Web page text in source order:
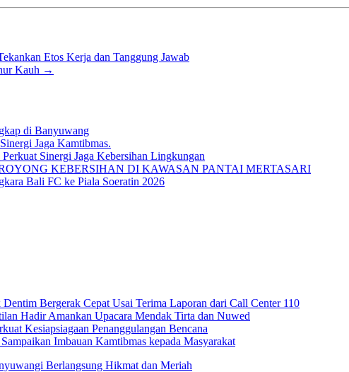
Etos Kerja dan Tanggung Jawab
Kauh →
di Banyuwang
Jaga Kamtibmas.
Sinergi Jaga Kebersihan Lingkungan
KEBERSIHAN DI KAWASAN PANTAI MERTASARI
Bali FC ke Piala Soeratin 2026
Bergerak Cepat Usai Terima Laporan dari Call Center 110
Hadir Amankan Upacara Mendak Tirta dan Nuwed
Kesiapsiagaan Penanggulangan Bencana
Imbauan Kamtibmas kepada Masyarakat
Berlangsung Hikmat dan Meriah